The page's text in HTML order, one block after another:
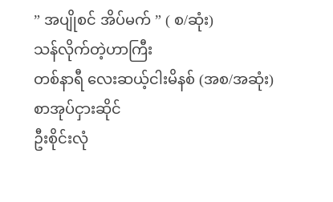
” အပျိုစင် အိပ်မက် ” ( စ/ဆုံး)
သန်လိုက်တဲ့ဟာကြီး
တစ်နာရီ လေးဆယ့်ငါးမိနစ် (အစ/အဆုံး)
စာအုပ်ငှားဆိုင်
ဦးစိုင်းလုံ